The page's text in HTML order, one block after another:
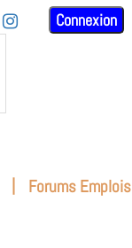
 Connexion
| Forums Emplois